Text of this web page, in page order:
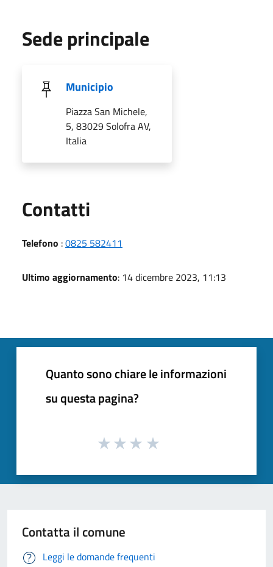
Sede principale
Municipio
Piazza San Michele,
5, 83029 Solofra AV,
Italia
Contatti
Telefono :0825 582411
Ultimo aggiornamento: 14 dicembre 2023, 11:13
Quanto sono chiare le informazioni
su questa pagina?
Contatta il comune
Leggi le domande frequenti